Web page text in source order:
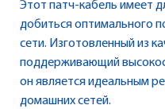
Этот патч-кабель имеет
добиться оптимального
сети. Изготовленный из
поддерживающий
он является идеальным
домашних сетей.